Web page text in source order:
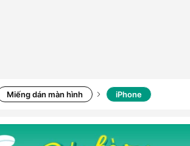
Miếng dán màn hình iPhone